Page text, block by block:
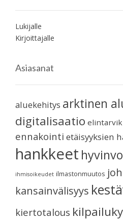
Lukijalle
Kirjoittajalle
Asiasanat
aluekehitys arktinen
digitalisaatio
ennakointi etäisyyksien
hankkeet
ihmisoikeudet ilmastonmuutos
kansainvälisyys
kiertotalous